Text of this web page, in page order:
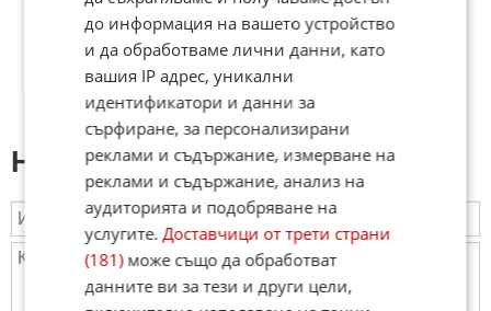
Напиши коментар:
до информация на вашето устройство
и да обработваме лични данни, като
вашия IP адрес, уникални
идентификатори и данни за
сърфиране, за персонализирани
реклами и съдържание, измерване на
реклами и съдържание, анализ на
аудиторията и подобряване на
услугите.Доставчици от трети страни
(181)може също да обработват
данните ви за тези и други цели,